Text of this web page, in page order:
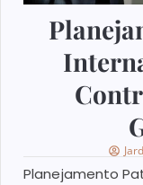
Planejamento